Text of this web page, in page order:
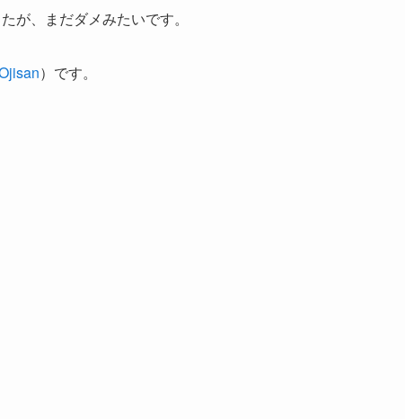
が、まだダメみたいです。
）です。